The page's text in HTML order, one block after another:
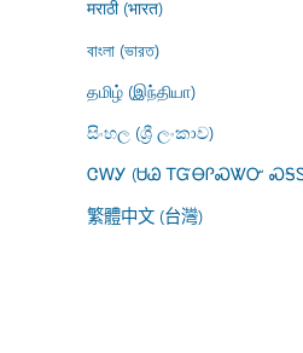
मराठी (भारत)
বাংলা (ভারত)
தமிழ் (இந்தியா)
සිංහල (ශ්‍රී ලංකාව)
ᏣᎳᎩ (ᏌᏊ ᎢᏳᎾᎵᏍᏔᏅ
繁體中文 (台灣)